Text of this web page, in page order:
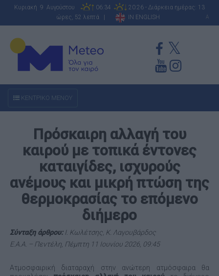
Κυριακή 9 Αυγούστου 06:34
20:26 - Διάρκεια ημέρας: 13
ώρες, 52 λεπτά |
IN ENGLISH A
ΚΕΝΤΡΙΚΟ ΜΕΝΟΥ
Πρόσκαιρη αλλαγή του
καιρού με τοπικά έντονες
καταιγίδες, ισχυρούς
ανέμους και μικρή πτώση της
θερμοκρασίας το επόμενο
διήμερο
Σύνταξη άρθρου:Ι. Κωλέτσης, Κ. Λαγουβάρδος
Ε.Α.Α. – Πεντέλη, Πέμπτη 11 Ιουνίου 2026, 09:45
Ατμοσφαιρική διαταραχή στην ανώτερη ατμόσφαιρα θα